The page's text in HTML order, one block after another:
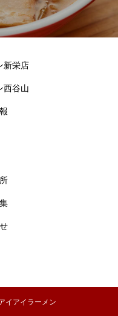
新栄店
西谷山
イアイラーメン